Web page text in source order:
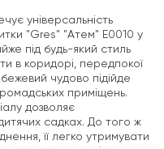
універсальність
"Gres" "Атем" E0010 у
під будь-який стиль
в коридорі, передпокої
чудово підійде
приміщень.
дозволяє
садках. До того ж
її легко утримувати